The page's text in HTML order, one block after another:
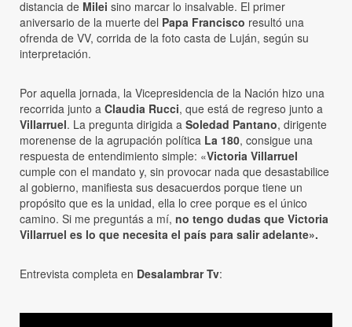
distancia de Milei sino marcar lo insalvable. El primer
aniversario de la muerte del Papa Francisco resultó una
ofrenda de VV, corrida de la foto casta de Luján, según su
interpretación.
Por aquella jornada, la Vicepresidencia de la Nación hizo una
recorrida junto a Claudia Rucci, que está de regreso junto a
Villarruel. La pregunta dirigida a Soledad Pantano, dirigente
morenense de la agrupación política La 180, consigue una
respuesta de entendimiento simple: «Victoria Villarruel
cumple con el mandato y, sin provocar nada que desastabilice
al gobierno, manifiesta sus desacuerdos porque tiene un
propósito que es la unidad, ella lo cree porque es el único
camino. Si me preguntás a mí, no tengo dudas que Victoria
Villarruel es lo que necesita el país para salir adelante».
Entrevista completa en Desalambrar Tv: